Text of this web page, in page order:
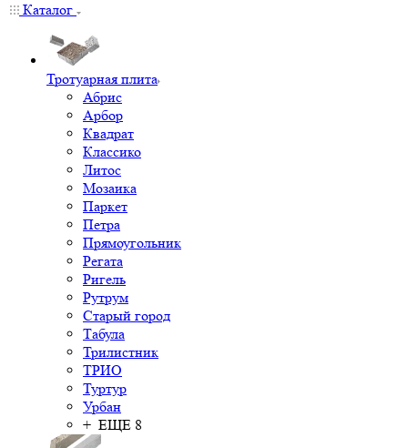
Каталог
Тротуарная плита
Абрис
Арбор
Квадрат
Классико
Литос
Мозаика
Паркет
Петра
Прямоугольник
Регата
Ригель
Рутрум
Старый город
Табула
Трилистник
ТРИО
Туртур
Урбан
+ ЕЩЕ 8